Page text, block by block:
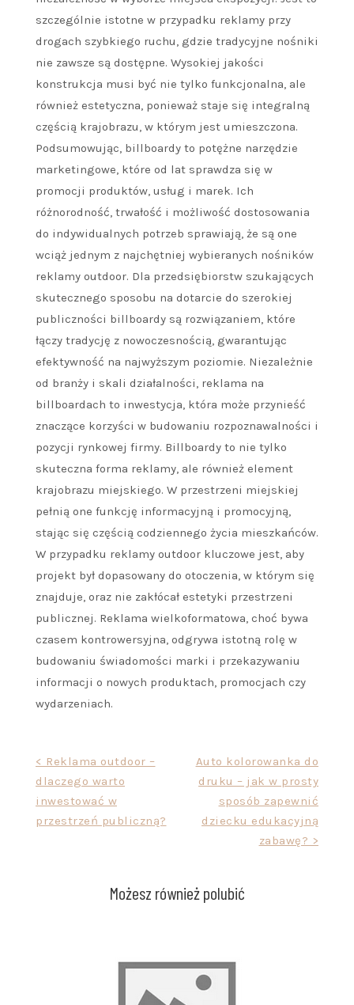
szczególnie istotne w przypadku reklamy przy
drogach szybkiego ruchu, gdzie tradycyjne nośniki
nie zawsze są dostępne. Wysokiej jakości
konstrukcja musi być nie tylko funkcjonalna, ale
również estetyczna, ponieważ staje się integralną
częścią krajobrazu, w którym jest umieszczona.
Podsumowując, billboardy to potężne narzędzie
marketingowe, które od lat sprawdza się w
promocji produktów, usług i marek. Ich
różnorodność, trwałość i możliwość dostosowania
do indywidualnych potrzeb sprawiają, że są one
wciąż jednym z najchętniej wybieranych nośników
reklamy outdoor. Dla przedsiębiorstw szukających
skutecznego sposobu na dotarcie do szerokiej
publiczności billboardy są rozwiązaniem, które
łączy tradycję z nowoczesnością, gwarantując
efektywność na najwyższym poziomie. Niezależnie
od branży i skali działalności, reklama na
billboardach to inwestycja, która może przynieść
znaczące korzyści w budowaniu rozpoznawalności i
pozycji rynkowej firmy. Billboardy to nie tylko
skuteczna forma reklamy, ale również element
krajobrazu miejskiego. W przestrzeni miejskiej
pełnią one funkcję informacyjną i promocyjną,
stając się częścią codziennego życia mieszkańców.
W przypadku reklamy outdoor kluczowe jest, aby
projekt był dopasowany do otoczenia, w którym się
znajduje, oraz nie zakłócał estetyki przestrzeni
publicznej. Reklama wielkoformatowa, choć bywa
czasem kontrowersyjna, odgrywa istotną rolę w
budowaniu świadomości marki i przekazywaniu
informacji o nowych produktach, promocjach czy
wydarzeniach.
Nawigacja
wpisu
< Reklama outdoor –
dlaczego warto
inwestować w
przestrzeń publiczną?
Auto kolorowanka do
druku – jak w prosty
sposób zapewnić
dziecku edukacyjną
zabawę? >
Możesz również polubić